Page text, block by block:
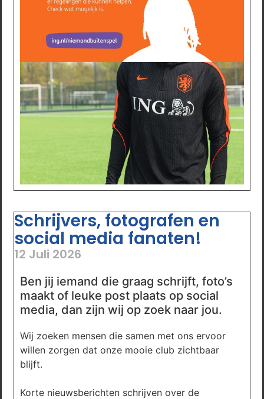
Schrijvers, fotografen en
social media fanaten!
12 Juli 2026
Ben jij iemand die graag schrijft, foto’s
maakt of leuke post plaats op social
media, dan zijn wij op zoek naar jou.
Wij zoeken mensen die samen met ons ervoor
willen zorgen dat onze mooie club zichtbaar
blijft.
Korte nieuwsberichten schrijven over de